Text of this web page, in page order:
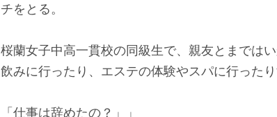
チをとる。
桜蘭女子中高一貫校の同級生で、親友とまでは
飲みに行ったり、エステの体験やスパに行ったり
「仕事は辞めたの？」」